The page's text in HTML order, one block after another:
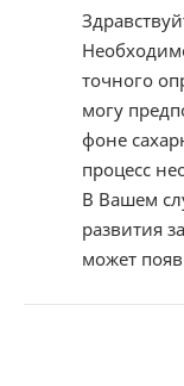
точного
могу
фоне
процесс
В Вашем
развития
может